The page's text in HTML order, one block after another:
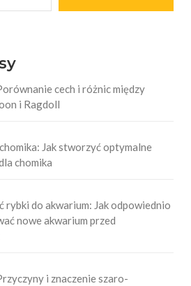
cech i różnic między
i Ragdoll
Jak stworzyć optymalne
chomika
rybki do akwarium: Jak odpowiednio
nowe akwarium przed
i znaczenie szaro-